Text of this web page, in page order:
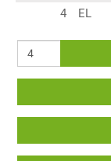
4
EL